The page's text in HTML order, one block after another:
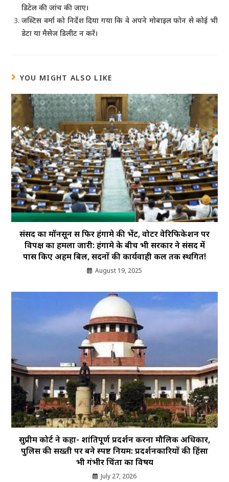
डिटेल की जांच की जाए।
जस्टिस वर्मा को निर्देश दिया गया कि वे अपने मोबाइल फोन से कोई भी
डेटा या मैसेज डिलीट न करें।
YOU MIGHT ALSO LIKE
संसद का मॉनसून सत्र फिर हंगामे की भेंट, वोटर वेरिफिकेशन पर
विपक्ष का हमला जारी: हंगामे के बीच भी सरकार ने संसद में
पास किए अहम बिल, सदनों की कार्यवाही कल तक स्थगित!
August 19, 2025
सुप्रीम कोर्ट ने कहा- शांतिपूर्ण प्रदर्शन करना मौलिक अधिकार,
पुलिस की सख्ती पर बने स्पष्ट नियम: प्रदर्शनकारियों की हिंसा
भी गंभीर चिंता का विषय
July 27, 2026